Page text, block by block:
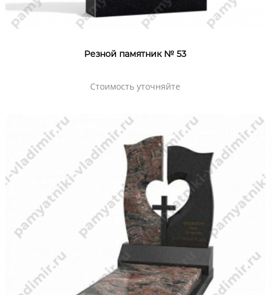
Резной памятник № 53
Стоимость уточняйте